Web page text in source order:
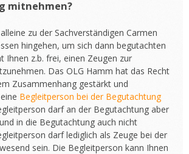
mitnehmen?
zu der Sachverständigen Carmen
hingehen, um sich dann begutachten
Ihnen z.b. frei, einen Zeugen zur
Das OLG Hamm hat das Recht
Zusammenhang gestärkt und
Begleitperson bei der Begutachtung
darf an der Begutachtung aber
in die Begutachtung auch nicht
darf lediglich als Zeuge bei der
sein. Die Begleitperson kann Ihnen